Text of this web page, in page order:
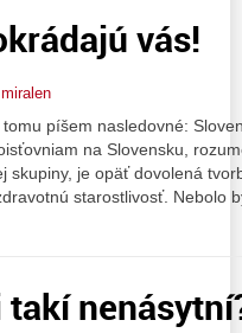
vás!
miralen
píšem nasledovné:
na Slovensku,
skupiny, je opäť dovolená
starostlivosť. Nebolo